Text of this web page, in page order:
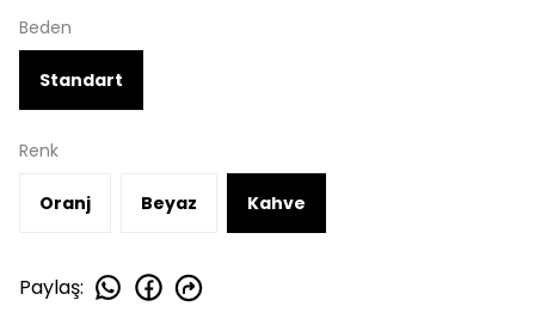
Beden
Standart
Renk
Oranj Beyaz Kahve
Paylaş: